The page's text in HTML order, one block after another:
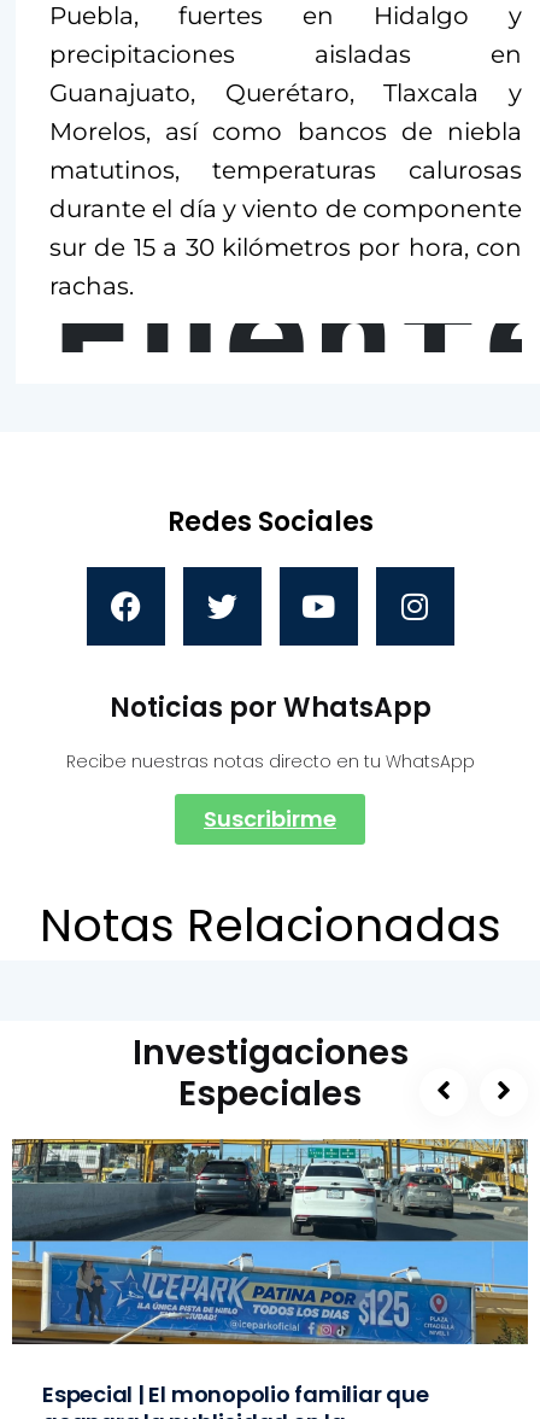
Puebla, fuertes en Hidalgo y
precipitaciones aisladas en
Guanajuato, Querétaro, Tlaxcala y
Morelos, así como bancos de niebla
matutinos, temperaturas calurosas
durante el día y viento de componente
sur de 15 a 30 kilómetros por hora, con
rachas.
Redes Sociales
Noticias por WhatsApp
Recibe nuestras notas directo en tu WhatsApp
Suscribirme
Notas Relacionadas
Investigaciones
Especiales
Especial | El monopolio familiar que